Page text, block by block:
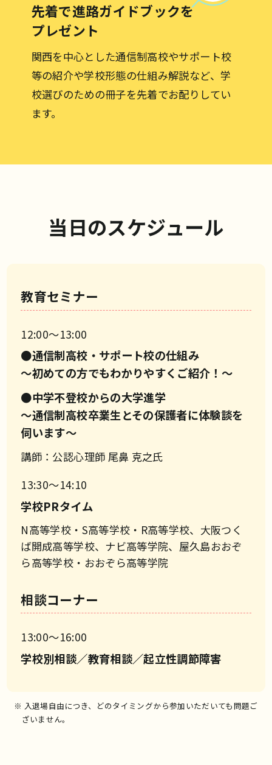
先着で進路ガイドブックを
プレゼント
関西を中心とした通信制高校やサポート校
等の紹介や学校形態の仕組み解説など、学
校選びのための冊子を先着でお配りしてい
ます。
当日のスケジュール
教育セミナー
12:00〜13:00
●通信制高校・サポート校の仕組み
～初めての方でもわかりやすくご紹介！～
●中学不登校からの大学進学
～通信制高校卒業生とその保護者に体験談を
伺います～
講師：公認心理師 尾鼻 克之氏
13:30〜14:10
学校PRタイム
N高等学校・S高等学校・R高等学校、大阪つく
ば開成高等学校、ナビ高等学院、屋久島おおぞ
ら高等学校・おおぞら高等学院
相談コーナー
13:00〜16:00
学校別相談／教育相談／起立性調節障害
※ 入退場自由につき、どのタイミングから参加いただいても問題ご
ざいません。